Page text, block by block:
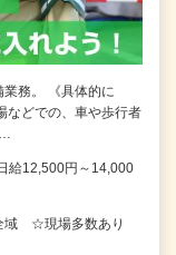
務。 《具体的に
どでの、車や歩行者
…
給12,500円～14,000
域 ☆現場多数あり